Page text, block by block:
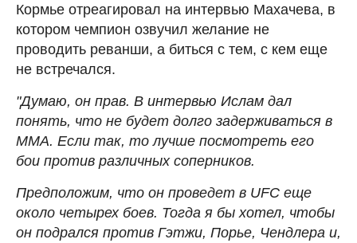
Кормье отреагировал на интервью Махачева, в
котором чемпион озвучил желание не
проводить реванши, а биться с тем, с кем еще
не встречался.
"Думаю, он прав. В интервью Ислам дал
понять, что не будет долго задерживаться в
MMA. Если так, то лучше посмотреть его
бои против различных соперников.
Предположим, что он проведет в UFC еще
около четырех боев. Тогда я бы хотел, чтобы
он подрался против Гэтжи, Порье, Чендлера и,